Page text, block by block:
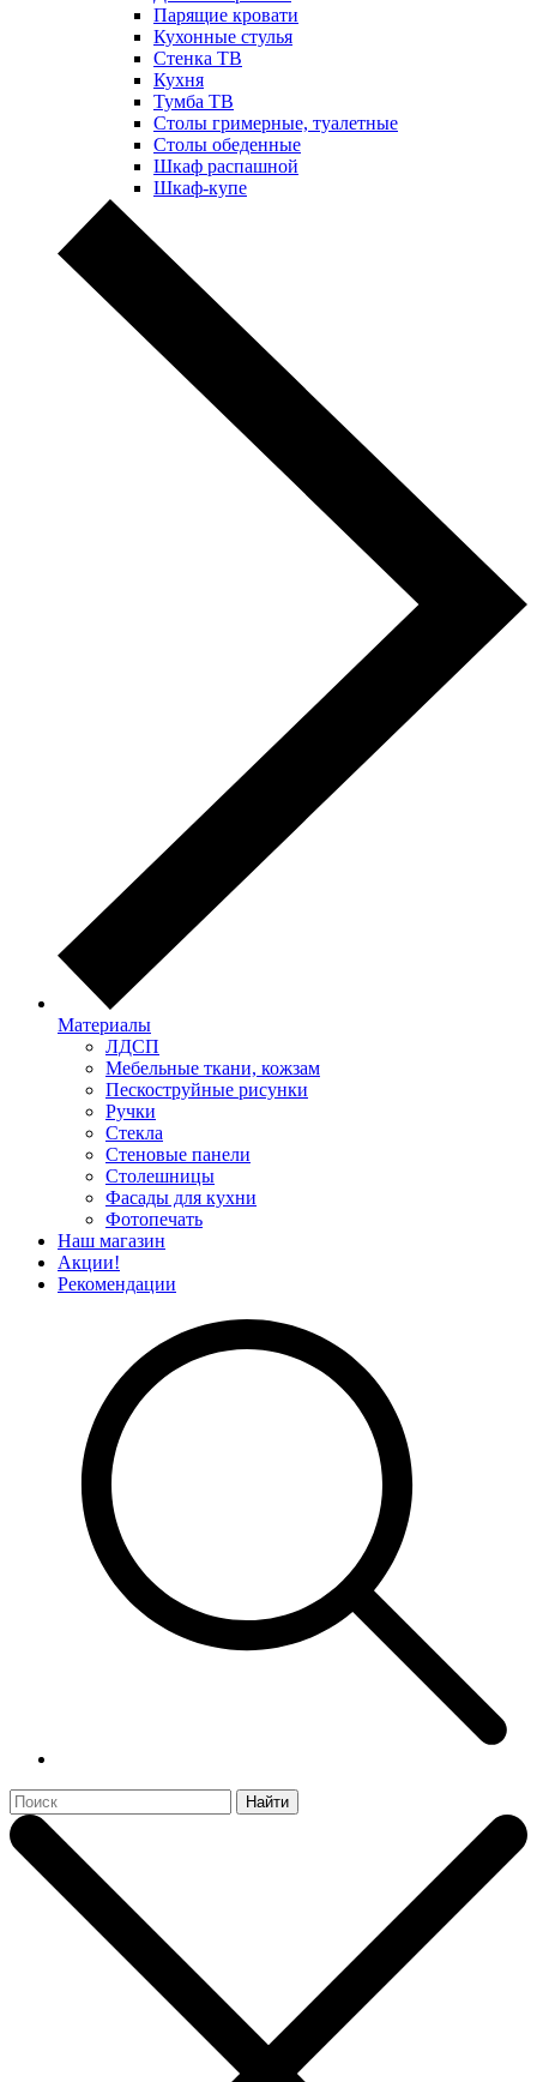
Парящие кровати
Кухонные стулья
Стенка ТВ
Кухня
Тумба ТВ
Столы гримерные, туалетные
Столы обеденные
Шкаф распашной
Шкаф-купе
Материалы
ЛДСП
Мебельные ткани, кожзам
Пескоструйные рисунки
Ручки
Стекла
Стеновые панели
Столешницы
Фасады для кухни
Фотопечать
Наш магазин
Акции!
Рекомендации
Найти